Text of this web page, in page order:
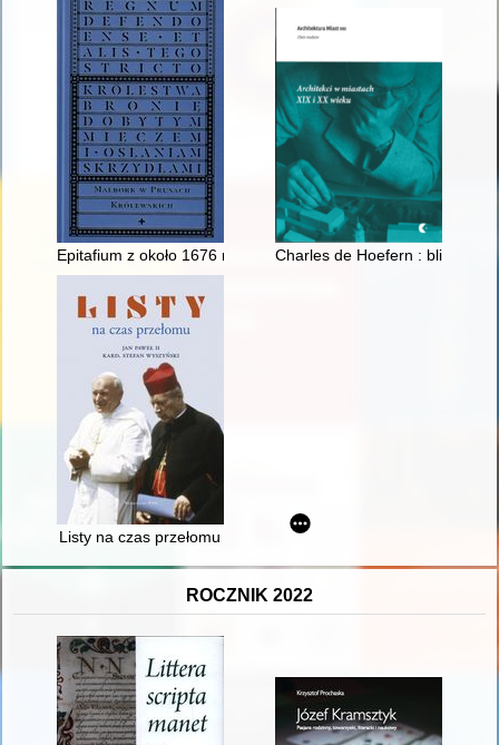
Epitafium z około 1676 r. w katedrze pelplińskiej
Charles de Hoefern : bliski
Listy na czas przełomu
ROCZNIK 2022